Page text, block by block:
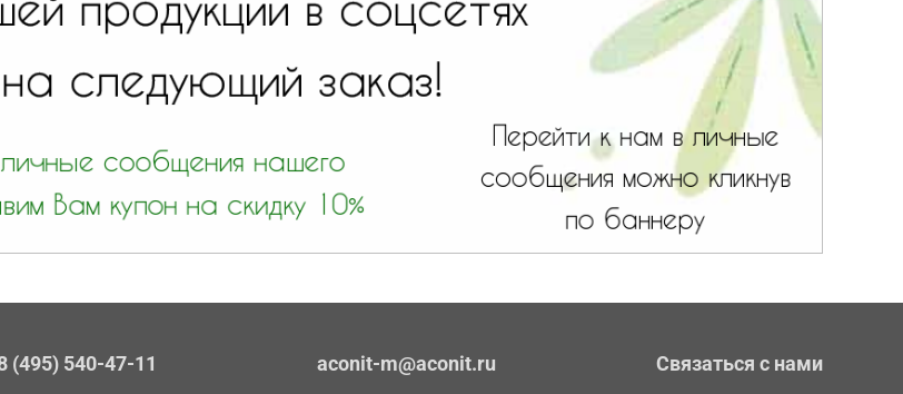
(495) 540-47-11 aconit-m@aconit.ru Связаться с нами